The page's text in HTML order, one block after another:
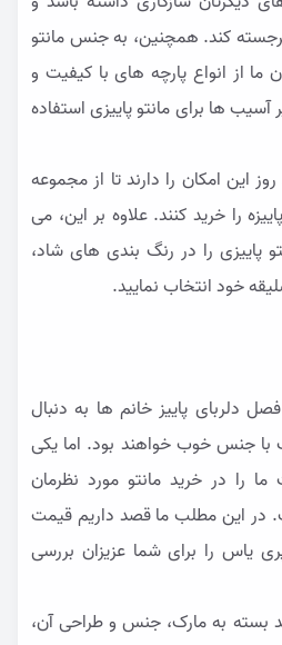
کند. همچنین، به جنس مانتو
ما از انواع پارچه های با کیفیت و
ها برای مانتو پاییزی استفاده
این امکان را دارند تا از مجموعه
را خرید کنند. علاوه بر این، می
پاییزی را در رنگ بندی های شاد،
خود انتخاب نمایید.
دلربای پاییز خانم ها به دنبال
با جنس خوب خواهند بود. اما یکی
را در خرید مانتو مورد نظرمان
در این مطلب ما قصد داریم قیمت
یاس را برای شما عزیزان بررسی
بسته به مارک، جنس و طراحی آن،